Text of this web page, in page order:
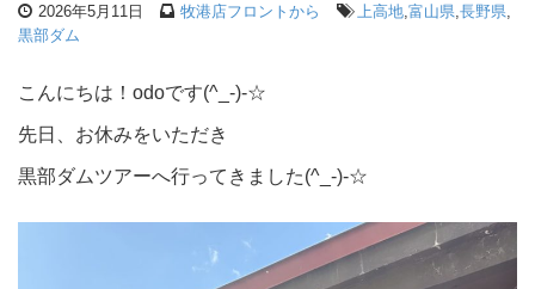
2026年5月11日 牧港店フロントから 上高地 富山県 長野県
黒部ダム
こんにちは！odoです(^_-)-☆
先日、お休みをいただき
黒部ダムツアーへ行ってきました(^_-)-☆